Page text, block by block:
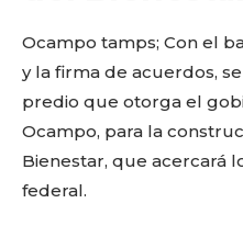
k
Ocampo tamps; Con el
y la firma de acuerdos,
predio que otorga el
Ocampo, para la
Bienestar, que acercará
federal.